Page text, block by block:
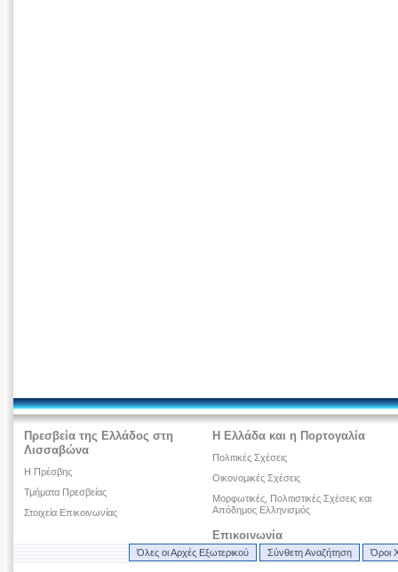
Πρεσβεία της Ελλάδος στη
Λισσαβώνα
Η Πρέσβης
Τμήματα Πρεσβείας
Στοιχεία Επικοινωνίας
Η Ελλάδα και η Πορτογαλία
Πολιτικές Σχέσεις
Οικονομικές Σχέσεις
Μορφωτικές, Πολιτιστικές Σχέσεις και
Απόδημος Ελληνισμός
Επικοινωνία
Όλες οι Αρχές Εξωτερικού Σύνθετη Αναζήτηση Όροι